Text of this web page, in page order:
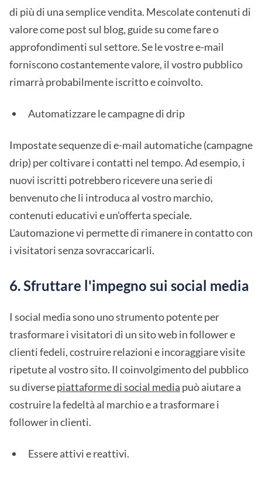
di più di una semplice vendita. Mescolate contenuti di
valore come post sul blog, guide su come fare o
approfondimenti sul settore. Se le vostre e-mail
forniscono costantemente valore, il vostro pubblico
rimarrà probabilmente iscritto e coinvolto.
Automatizzare le campagne di drip
Impostate sequenze di e-mail automatiche (campagne
drip) per coltivare i contatti nel tempo. Ad esempio, i
nuovi iscritti potrebbero ricevere una serie di
benvenuto che li introduca al vostro marchio,
contenuti educativi e un'offerta speciale.
L'automazione vi permette di rimanere in contatto con
i visitatori senza sovraccaricarli.
6. Sfruttare l'impegno sui social media
I social media sono uno strumento potente per
trasformare i visitatori di un sito web in follower e
clienti fedeli, costruire relazioni e incoraggiare visite
ripetute al vostro sito. Il coinvolgimento del pubblico
su diversepiattaforme di social media può aiutare a
costruire la fedeltà al marchio e a trasformare i
follower in clienti.
Essere attivi e reattivi.